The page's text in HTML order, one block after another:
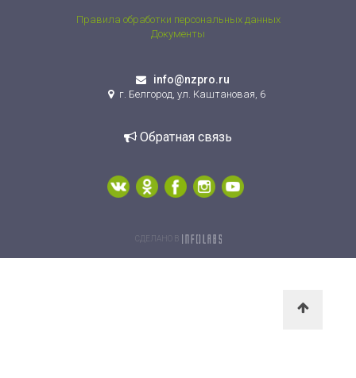
Правила обработки персональных данных
Документы
info@nzpro.ru
г. Белгород, ул. Каштановая, 6
Обратная связь
СДЕЛАНО В